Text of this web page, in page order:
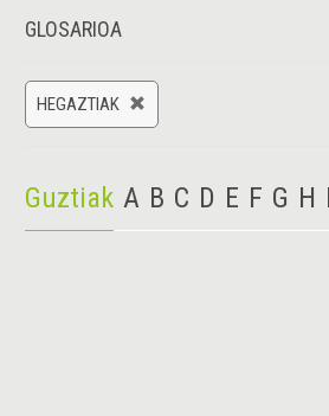
GLOSARIOA
HEGAZTIAK
Guztiak A B C D E F G H I